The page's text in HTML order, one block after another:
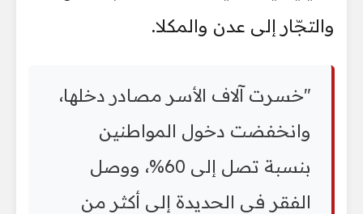
والتجّار إلى عدن والمكلا.
"خسرت آلاف الأسر مصادر دخلها،
وانخفضت دخول المواطنين
بنسبة تصل إلى 60%، ووصل
الفقر في الحديدة إلى أكثر من